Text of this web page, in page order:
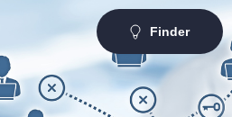
Finder